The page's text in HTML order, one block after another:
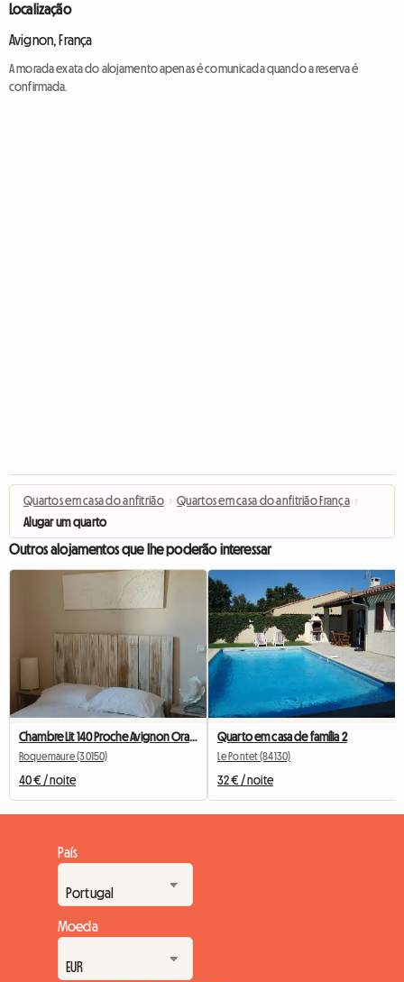
Localização
Avignon, França
A morada exata do alojamento apenas é comunicada quando a reserva é
confirmada.
Quartos em casa do anfitrião › Quartos em casa do anfitrião França ›
Alugar um quarto
Outros alojamentos que lhe poderão interessar
Chambre Lit 140 Proche Avignon Orange A 20 Mn De Marcoule
Roquemaure (30150)
40 € / noite
Quarto em casa de família 2
Le Pontet (84130)
32 € / noite
País
Moeda